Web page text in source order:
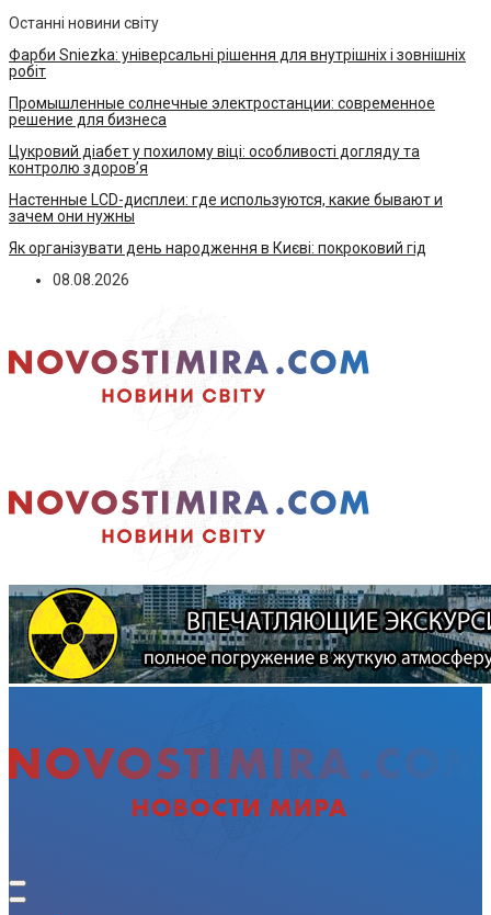
Останні новини світу
Фарби Sniezka: універсальні рішення для внутрішніх і зовнішніх
робіт
Промышленные солнечные электростанции: современное
решение для бизнеса
Цукровий діабет у похилому віці: особливості догляду та
контролю здоров’я
Настенные LCD-дисплеи: где используются, какие бывают и
зачем они нужны
Як організувати день народження в Києві: покроковий гід
08.08.2026